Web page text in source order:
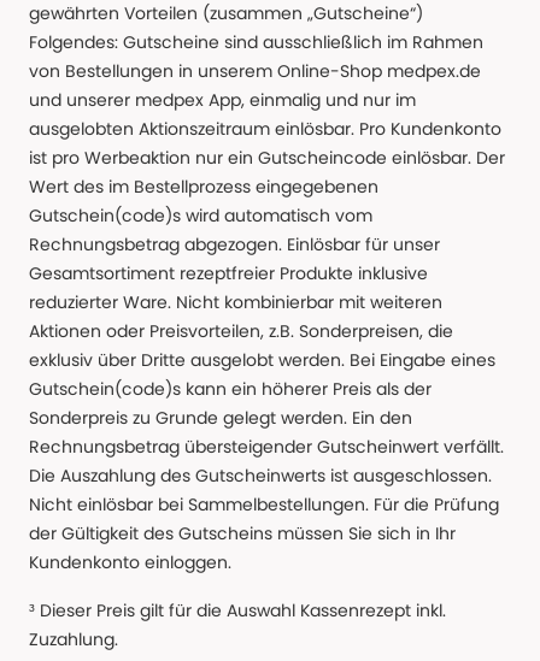
gewährten Vorteilen (zusammen „Gutscheine“)
Folgendes: Gutscheine sind ausschließlich im Rahmen
von Bestellungen in unserem Online-Shop medpex.de
und unserer medpex App, einmalig und nur im
ausgelobten Aktionszeitraum einlösbar. Pro Kundenkonto
ist pro Werbeaktion nur ein Gutscheincode einlösbar. Der
Wert des im Bestellprozess eingegebenen
Gutschein(code)s wird automatisch vom
Rechnungsbetrag abgezogen. Einlösbar für unser
Gesamtsortiment rezeptfreier Produkte inklusive
reduzierter Ware. Nicht kombinierbar mit weiteren
Aktionen oder Preisvorteilen, z.B. Sonderpreisen, die
exklusiv über Dritte ausgelobt werden. Bei Eingabe eines
Gutschein(code)s kann ein höherer Preis als der
Sonderpreis zu Grunde gelegt werden. Ein den
Rechnungsbetrag übersteigender Gutscheinwert verfällt.
Die Auszahlung des Gutscheinwerts ist ausgeschlossen.
Nicht einlösbar bei Sammelbestellungen. Für die Prüfung
der Gültigkeit des Gutscheins müssen Sie sich in Ihr
Kundenkonto einloggen.
³ Dieser Preis gilt für die Auswahl Kassenrezept inkl.
Zuzahlung.